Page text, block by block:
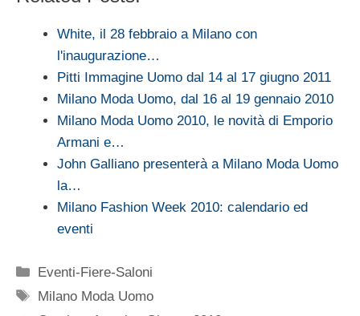
White, il 28 febbraio a Milano con
l'inaugurazione…
Pitti Immagine Uomo dal 14 al 17 giugno 2011
Milano Moda Uomo, dal 16 al 19 gennaio 2010
Milano Moda Uomo 2010, le novità di Emporio
Armani e…
John Galliano presenterà a Milano Moda Uomo
la…
Milano Fashion Week 2010: calendario ed
eventi
Categorie
Eventi-Fiere-Saloni
Tag
Milano Moda Uomo